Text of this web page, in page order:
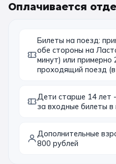
Оплачивается
Билеты на поезд:
обе стороны на
минут) или примерно
проходящий поезд
Дети старше 14 лет
за входные билеты
Дополнительные
800 рублей